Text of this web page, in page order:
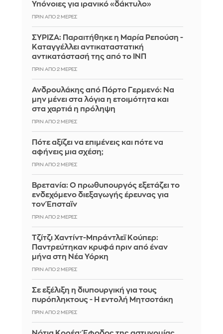
Υπόνοιες για ιρανικό «δάκτυλο»
ΠΡΙΝ ΑΠΌ 2 ΜΈΡΕΣ
ΣΥΡΙΖΑ: Παραιτήθηκε η Μαρία Ρεπούση -
Καταγγέλλει αντικαταστατική
αντικατάστασή της από το ΙΝΠ
ΠΡΙΝ ΑΠΌ 2 ΜΈΡΕΣ
Ανδρουλάκης από Πόρτο Γερμενό: Να
μην μένει στα λόγια η ετοιμότητα και
στα χαρτιά η πρόληψη
ΠΡΙΝ ΑΠΌ 2 ΜΈΡΕΣ
Πότε αξίζει να επιμένεις και πότε να
αφήνεις μια σχέση;
ΠΡΙΝ ΑΠΌ 2 ΜΈΡΕΣ
Βρετανία: Ο πρωθυπουργός εξετάζει το
ενδεχόμενο διεξαγωγής έρευνας για
τον Έπσταϊν
ΠΡΙΝ ΑΠΌ 2 ΜΈΡΕΣ
Τζίτζι Χαντίντ-Μπράντλεϊ Κούπερ:
Παντρεύτηκαν κρυφά πριν από έναν
μήνα στη Νέα Υόρκη
ΠΡΙΝ ΑΠΌ 2 ΜΈΡΕΣ
Σε εξέλιξη η διυπουργική για τους
πυρόπληκτους - Η εντολή Μητσοτάκη
ΠΡΙΝ ΑΠΌ 2 ΜΈΡΕΣ